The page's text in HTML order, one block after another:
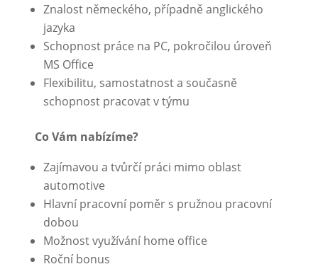
Znalost německého, případně anglického
jazyka
Schopnost práce na PC, pokročilou úroveň
MS Office
Flexibilitu, samostatnost a současně
schopnost pracovat v týmu
Co Vám nabízíme?
Zajímavou a tvůrčí práci mimo oblast
automotive
Hlavní pracovní poměr s pružnou pracovní
dobou
Možnost využívání home office
Roční bonus